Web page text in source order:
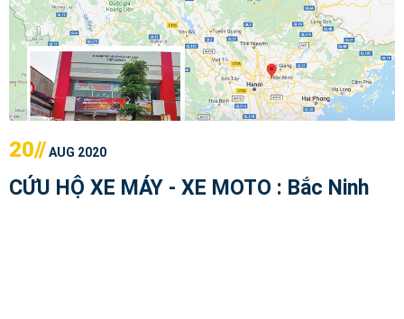
20//AUG 2020
CỨU HỘ XE MÁY - XE MOTO : Bắc Ninh